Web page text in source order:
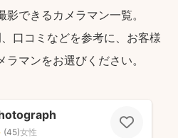
できるカメラマン一覧。
口コミなどを参考に、お客様
マンをお選びください。
(45)女性